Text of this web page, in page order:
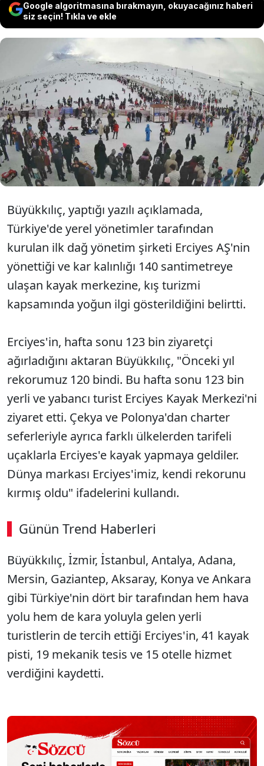
Google algoritmasına bırakmayın, okuyacağınız haberi
siz seçin! Tıkla ve ekle
Kayseri Büyükşehir Belediye Başkanı
Memduh Büyükkılıç, Türkiye'nin önemli kış
turizm merkezlerinden Erciyes'in hafta sonu
yerli ve yabancı 123 bin ziyaretçiyi
ağırladığını bildirdi.
Büyükkılıç, yaptığı yazılı açıklamada,
Türkiye'de yerel yönetimler tarafından
kurulan ilk dağ yönetim şirketi Erciyes AŞ'nin
yönettiği ve kar kalınlığı 140 santimetreye
ulaşan kayak merkezine, kış turizmi
kapsamında yoğun ilgi gösterildiğini belirtti.
Erciyes'in, hafta sonu 123 bin ziyaretçi
ağırladığını aktaran Büyükkılıç, "Önceki yıl
rekorumuz 120 bindi. Bu hafta sonu 123 bin
yerli ve yabancı turist Erciyes Kayak Merkezi'ni
ziyaret etti. Çekya ve Polonya'dan charter
seferleriyle ayrıca farklı ülkelerden tarifeli
uçaklarla Erciyes'e kayak yapmaya geldiler.
Dünya markası Erciyes'imiz, kendi rekorunu
kırmış oldu" ifadelerini kullandı.
Günün Trend Haberleri
Büyükkılıç, İzmir, İstanbul, Antalya, Adana,
Mersin, Gaziantep, Aksaray, Konya ve Ankara
gibi Türkiye'nin dört bir tarafından hem hava
yolu hem de kara yoluyla gelen yerli
turistlerin de tercih ettiği Erciyes'in, 41 kayak
pisti, 19 mekanik tesis ve 15 otelle hizmet
verdiğini kaydetti.